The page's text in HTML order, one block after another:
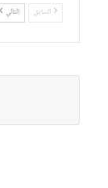
السابق التالي